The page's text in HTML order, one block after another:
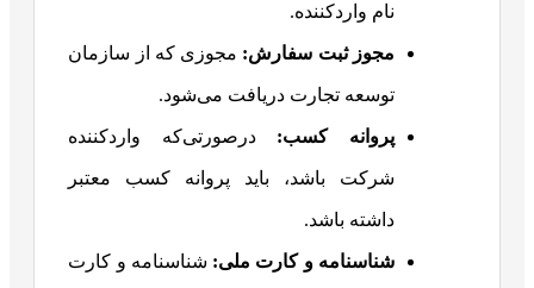
نام واردکننده.
مجوز ثبت سفارش: مجوزی که از سازمان
توسعه تجارت دریافت می‌شود.
پروانه کسب: درصورتی‌که واردکننده
شرکت باشد، باید پروانه کسب معتبر
داشته باشد.
شناسنامه و کارت ملی: شناسنامه و کارت